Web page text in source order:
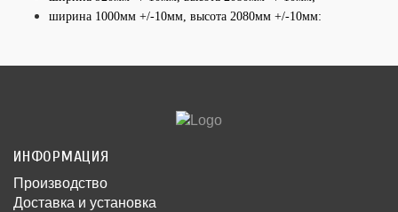
ширина 1000мм +/-10мм, высота 2080мм +/-10мм:
ИНФОРМАЦИЯ
Производство
Доставка и установка